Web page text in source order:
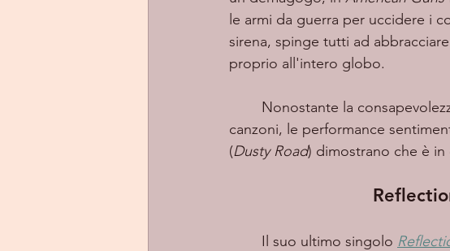
le armi da guerra per uccidere i
sirena, spinge tutti ad
proprio all'intero globo.
canzoni, le performance
(Dusty Road) dimostrano che è
	Il suo ultimo singolo